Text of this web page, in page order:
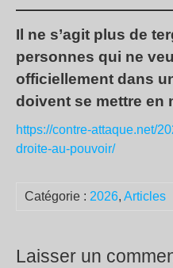
Il ne s’agit plus de
personnes qui ne
officiellement dans
doivent se mettre en
https://contre-attaque.net/
droite-au-pouvoir/
Catégorie : 2026, Articles
Laisser un